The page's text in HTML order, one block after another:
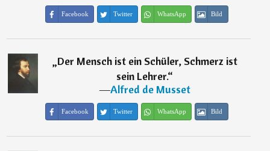
Facebook Twitter WhatsApp Bild
„Der Mensch ist ein Schüler, Schmerz ist
sein Lehrer.“
―Alfred de Musset
Facebook Twitter WhatsApp Bild